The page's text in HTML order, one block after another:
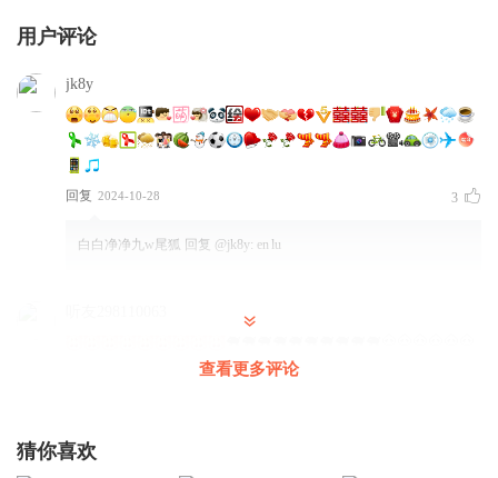
用户评论
jk8y
回复 2024-10-28 3
白白净净九w尾狐 回复 @jk8y: en lu
皓皓妈妈1023
查看更多评论
猜你喜欢